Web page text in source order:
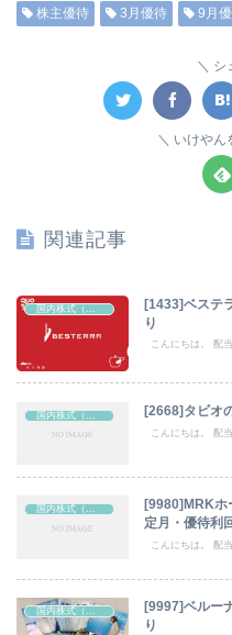
株主優待 3月優待 9月
シ
いけやん
関連記事
[1433]ベステ
り
こんにちは。 配
国内株式（株主優待） [2668]タビオ
こんにちは。 配
国内株式（株主優待）
[9980]MRKホ
定月・優待利
こんにちは。 配
国内株式（株主優待）
[9997]ベルー
り